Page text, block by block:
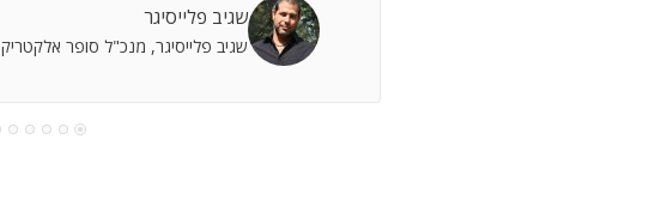
שגיב פלייסיגר
שגיב פלייסיגר, מנכ"ל סופר אלקטריק